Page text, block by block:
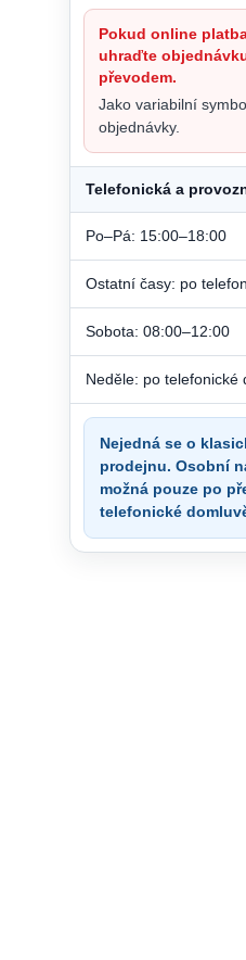
Pokud online
uhraďte
převodem.
Jako variabilní
objednávky.
Telefonická a
Po–Pá: 15:00–18:00
Ostatní časy: po
Sobota: 08:00–12:00
Neděle: po telefonické
Nejedná se o
prodejnu. Osobní
možná pouze po
telefonické